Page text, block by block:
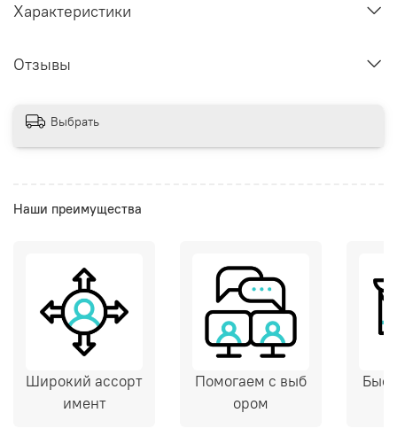
Характеристики
Отзывы
Выбрать
Наши преимущества
Широкий ассорт
имент
Помогаем с выб
ором